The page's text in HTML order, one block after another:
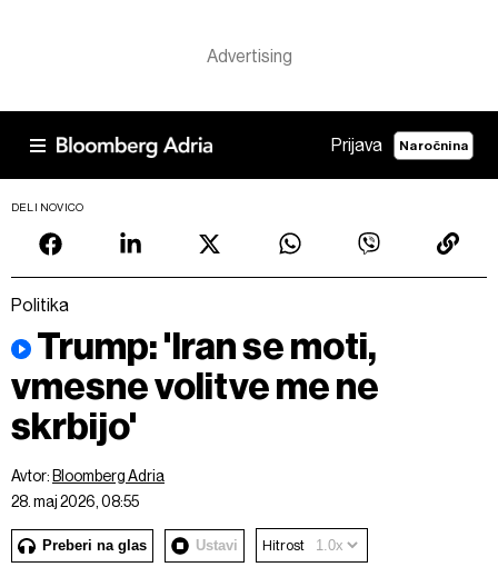
Prijava Naročnina
DELI NOVICO
Politika
Trump: 'Iran se moti,
vmesne volitve me ne
skrbijo'
Avtor: Bloomberg Adria
28. maj 2026, 08:55
Preberi na glas Ustavi Hitrost